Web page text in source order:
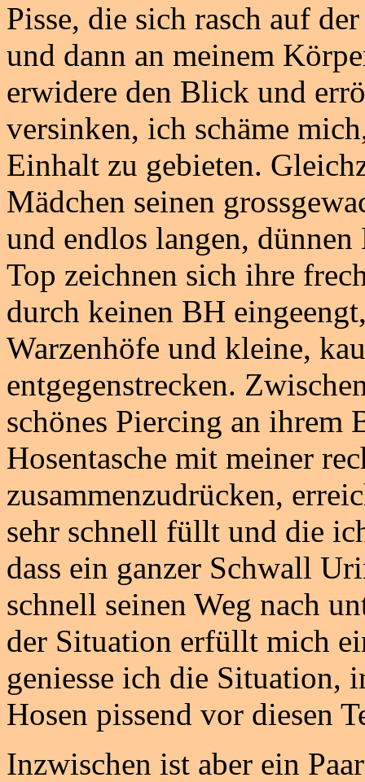
Pisse, die sich rasch auf
und dann an meinem
erwidere den Blick und
versinken, ich schäme
Einhalt zu gebieten.
Mädchen seinen
und endlos langen,
Top zeichnen sich ihre
durch keinen BH
Warzenhöfe und kleine,
entgegenstrecken.
schönes Piercing an ihrem
Hosentasche mit meiner
zusammenzudrücken,
sehr schnell füllt und die
dass ein ganzer Schwall
schnell seinen Weg nach
der Situation erfüllt mich
geniesse ich die
Hosen pissend vor diesen
Inzwischen ist aber ein